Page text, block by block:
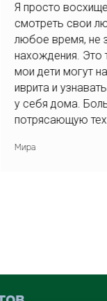
я могу
в
Теперь
прямо
за эту